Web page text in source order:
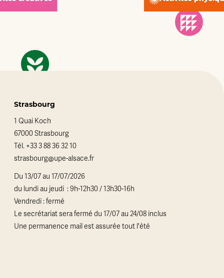
Strasbourg
1 Quai Koch
67000 Strasbourg
Tél. +33 3 88 36 32 10
strasbourg@upe-alsace.fr
Du 13/07 au 17/07/2026
du lundi au jeudi : 9h-12h30 / 13h30-16h
Vendredi : fermé
Le secrétariat sera fermé du 17/07 au 24/08 inclus
Une permanence mail est assurée tout l'été